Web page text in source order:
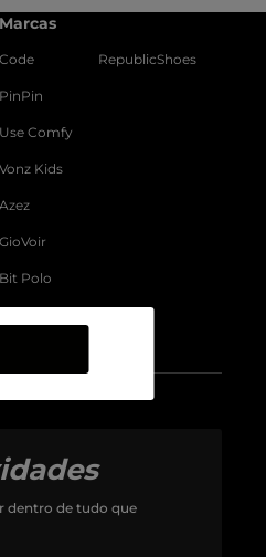
Marcas
Code
PinPin
Use Comfy
Vonz Kids
Azez
GioVoir
Bit Polo
RepublicShoes
dentro de tudo que